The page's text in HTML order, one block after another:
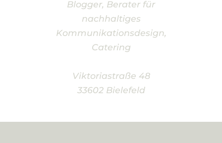
Blogger, Berater für
nachhaltiges
Kommunikationsdesign,
Catering
Viktoriastraße 48
33602 Bielefeld